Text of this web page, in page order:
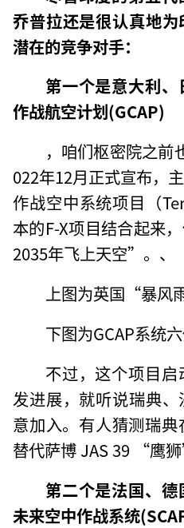
乔普拉还是很认真地
潜在的竞争对手：
第一个是意大利
作战航空计划(GCAP)
，咱们枢密院之前
022年12月正式宣布，
作战空中系统项目（
本的F-X项目结合起来
2035年飞上天空”。、
上图为英国“暴风
下图为GCAP系统
不过，这个项目
发进展，就听说瑞典
意加入。有人猜测瑞典
替代萨博 JAS 39 “鹰
第二个是法国、
未来空中作战系统